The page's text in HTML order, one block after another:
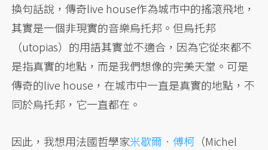
換句話說，傳奇live house作為城市中的搖滾飛地，
其實是一個非現實的音樂烏托邦。但烏托邦
（utopias）的用語其實並不適合，因為它從來都不
是指真實的地點，而是我們想像的完美天堂。可是
傳奇的live house，在城市中一直是真實的地點，不
同於烏托邦，它一直都在。
因此，我想用法國哲學家米歇爾．傅柯 （Michel